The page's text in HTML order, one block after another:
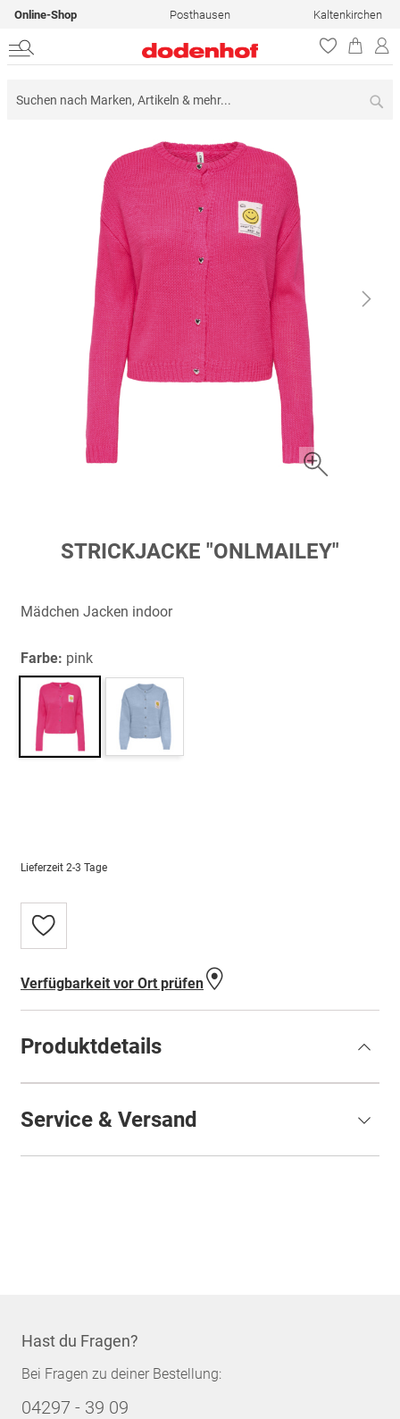
Online-Shop Posthausen Kaltenkirchen
springen
STRICKJACKE "ONLMAILEY"
Mädchen Jacken indoor
Farbe: pink
Lieferzeit 2-3 Tage
Zur
Wunschliste
Verfügbarkeit vor Ort prüfen
Produktdetails
Service & Versand
Hast du Fragen?
Bei Fragen zu deiner Bestellung:
04297 - 39 09